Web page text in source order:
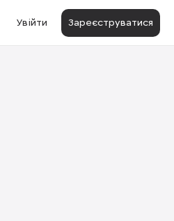
Увійти Зареєструватися